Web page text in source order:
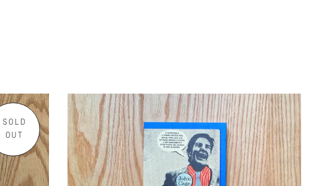
SOLD
OUT